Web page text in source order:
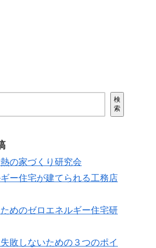
検
索
の家づくり研究会
ー住宅が建てられる工務店
めのゼロエネルギー住宅研
敗しないための３つのポイ